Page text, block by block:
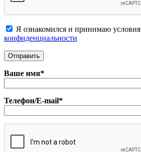
Я ознакомился и принимаю условия
конфиденциальноcти
Ваше имя*
Телефон/E-mail*